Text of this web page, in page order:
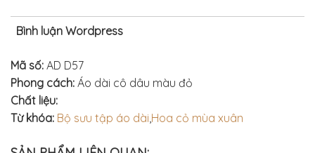
Bình luận Wordpress
Mã số: AD D57
Phong cách: Áo dài cô dâu màu đỏ
Chất liệu:
Từ khóa: Bộ sưu tập áo dài,Hoa cỏ mùa xuân